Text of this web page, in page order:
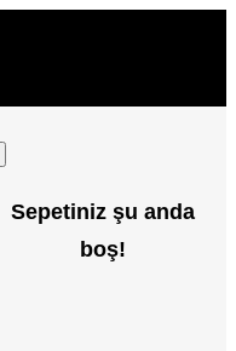
Sepetiniz şu anda
boş!